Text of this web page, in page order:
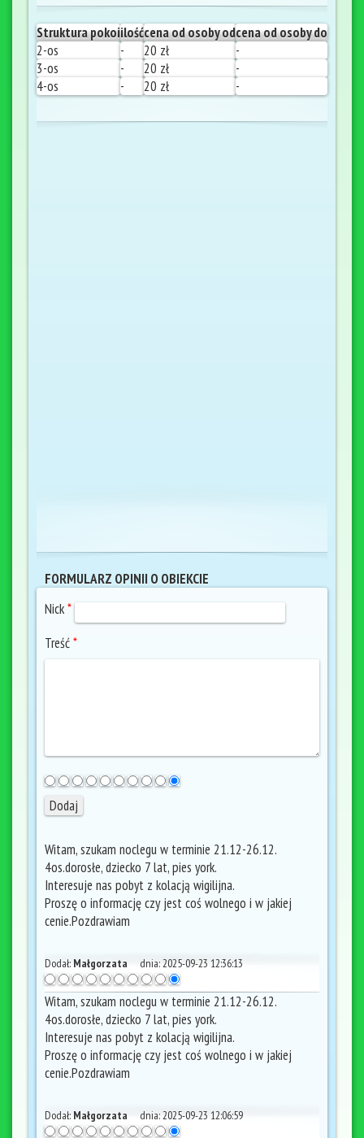
Struktura pokoiilośćcena od osoby odcena od osoby do
2-os
- 20 zł
-
3-os
- 20 zł
-
4-os
- 20 zł -
FORMULARZ OPINII O OBIEKCIE
Nick*
Treść*
Witam, szukam noclegu w terminie 21.12-26.12.
4os.dorosłe, dziecko 7 lat, pies york.
Interesuje nas pobyt z kolacją wigilijna.
Proszę o informację czy jest coś wolnego i w jakiej
cenie.Pozdrawiam
Dodał: Małgorzata dnia:2025-09-23 12:36:13
Witam, szukam noclegu w terminie 21.12-26.12.
4os.dorosłe, dziecko 7 lat, pies york.
Interesuje nas pobyt z kolacją wigilijna.
Proszę o informację czy jest coś wolnego i w jakiej
cenie.Pozdrawiam
Dodał: Małgorzata dnia:2025-09-23 12:06:59